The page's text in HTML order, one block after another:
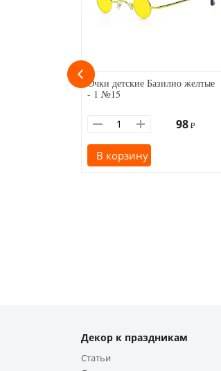
Очки детские Базилио желтые
- 1 №15
98 ₽
В корзину
Декор к праздникам
Статьи